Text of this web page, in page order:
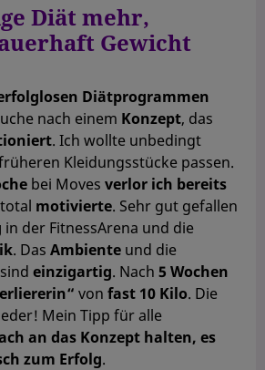
Diät mehr,
Gewicht
Diätprogrammen
nach einem Konzept, das
. Ich wollte unbedingt
Kleidungsstücke passen.
bei Moves verlor ich bereits
motivierte. Sehr gut gefallen
in der FitnessArena und die
. Das Ambiente und die
einzigartig. Nach 5 Wochen
von fast 10 Kilo. Die
Mein Tipp für alle
an das Konzept halten, es
zum Erfolg.